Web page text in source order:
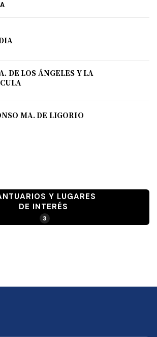
DE LOS ÁNGELES Y LA
MA. DE LIGORIO
Y LUGARES
DE INTERÉS
3